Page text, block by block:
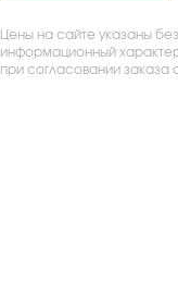
Цены на сайте указаны
информационный
при согласовании